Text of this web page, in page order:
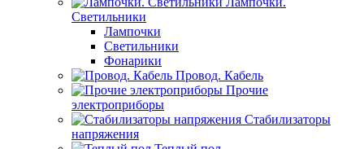
Светильники
Лампочки
Светильники
Фонарики
Провод. Кабель
Прочие
электроприборы
Стабилизаторы
напряжения